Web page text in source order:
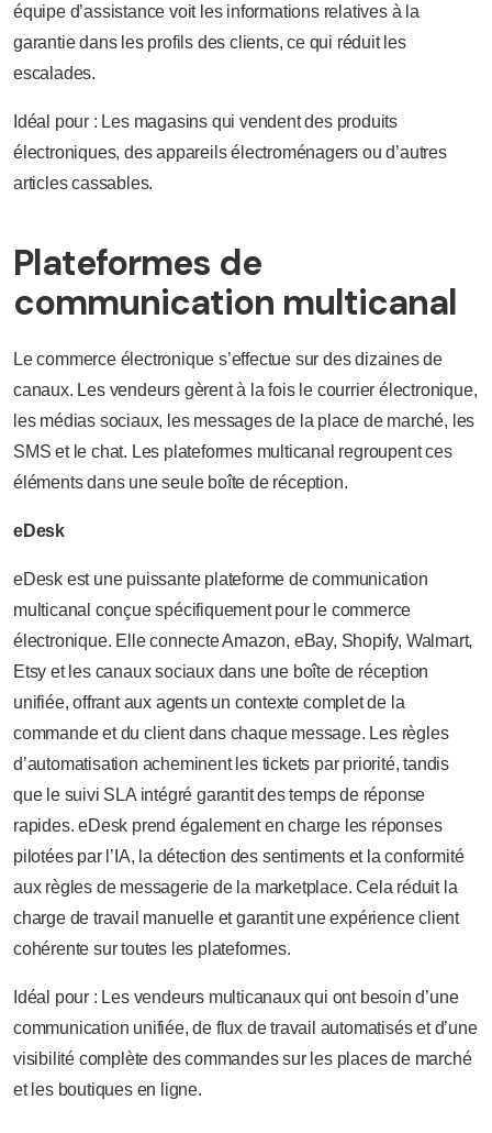
équipe d’assistance voit les informations relatives à la
garantie dans les profils des clients, ce qui réduit les
escalades.
Idéal pour : Les magasins qui vendent des produits
électroniques, des appareils électroménagers ou d’autres
articles cassables.
Plateformes de
communication multicanal
Le commerce électronique s’effectue sur des dizaines de
canaux. Les vendeurs gèrent à la fois le courrier électronique,
les médias sociaux, les messages de la place de marché, les
SMS et le chat. Les plateformes multicanal regroupent ces
éléments dans une seule boîte de réception.
eDesk
eDesk est une puissante plateforme de communication
multicanal conçue spécifiquement pour le commerce
électronique. Elle connecte Amazon, eBay, Shopify, Walmart,
Etsy et les canaux sociaux dans une boîte de réception
unifiée, offrant aux agents un contexte complet de la
commande et du client dans chaque message. Les règles
d’automatisation acheminent les tickets par priorité, tandis
que le suivi SLA intégré garantit des temps de réponse
rapides. eDesk prend également en charge les réponses
pilotées par l’IA, la détection des sentiments et la conformité
aux règles de messagerie de la marketplace. Cela réduit la
charge de travail manuelle et garantit une expérience client
cohérente sur toutes les plateformes.
Idéal pour : Les vendeurs multicanaux qui ont besoin d’une
communication unifiée, de flux de travail automatisés et d’une
visibilité complète des commandes sur les places de marché
et les boutiques en ligne.